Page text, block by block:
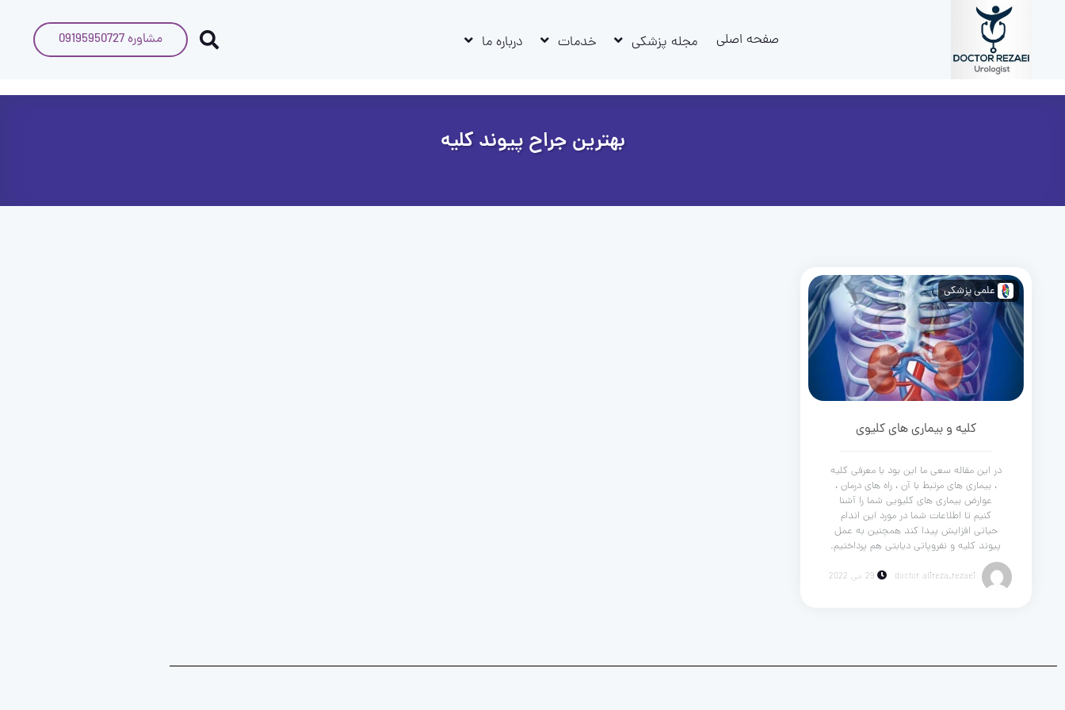
صفحه اصلی مجله پزشکی خدمات درباره ما مشاوره 09195950727
بهترین جراح پیوند کلیه
علمی پزشکی
کلیه و بیماری های کلیوی
در این مقاله سعی ما این بود با معرفی کلیه
، بیماری های مرتبط با آن ، راه های درمان ،
عوارض بیماری های کلیویی شما را آشنا
کنیم تا اطلاعات شما در مورد این اندام
حیاتی افزایش پیدا کند همچنین به عمل
پیوند کلیه و نفروپاتی دیابتی هم پرداختیم.
doctor alireza_rezaei